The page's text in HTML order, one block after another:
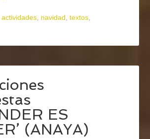
actividades, navidad,textos,
ES
(ANAYA)